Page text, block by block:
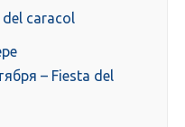
del caracol
– Fiesta del